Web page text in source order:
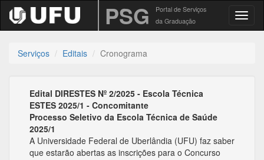
PSG
Portal de Serviços
da Graduação
Serviços Editais Cronograma
Edital DIRESTES Nº 2/2025 - Escola Técnica
ESTES 2025/1 - Concomitante
Processo Seletivo da Escola Técnica de Saúde
2025/1
A Universidade Federal de Uberlândia (UFU) faz saber
que estarão abertas as inscrições para o Concurso